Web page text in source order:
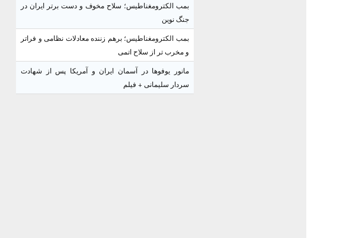
بمب الکترومغناطیس؛ سلاح مخوف و دست برتر ایران در
جنگ نوین
بمب الکترومغناطیس؛ برهم زننده معادلات نظامی و فراتر
و مخرب تر از سلاح اتمی
مانور یوفوها در آسمان ایران و آمریکا پس از شهادت
سردار سلیمانی + فیلم